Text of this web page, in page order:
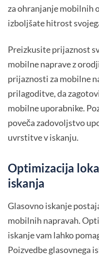
za ohranjanje mobilnih
izboljšate hitrost
Preizkusite prijaznost
mobilne naprave z
prijaznosti za mobilne
prilagoditve, da
mobilne uporabnike.
poveča zadovoljstvo
uvrstitve v iskanju.
Optimizacija
iskanja
Glasovno iskanje
mobilnih napravah.
iskanje vam lahko
Poizvedbe glasovnega